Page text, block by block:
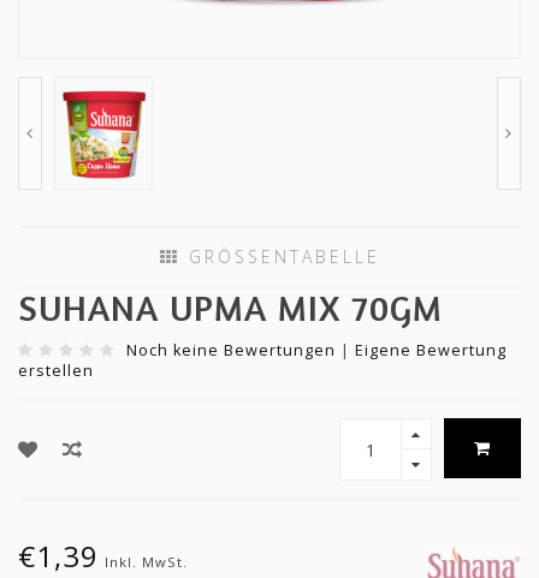
GRÖSSENTABELLE
SUHANA UPMA MIX 70GM
Noch keine Bewertungen | Eigene Bewertung
erstellen
€1,39 Inkl. MwSt.